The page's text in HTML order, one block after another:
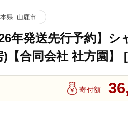
県 山鹿市
年発送先行予約】
)【合同会社 社方園】
寄付額